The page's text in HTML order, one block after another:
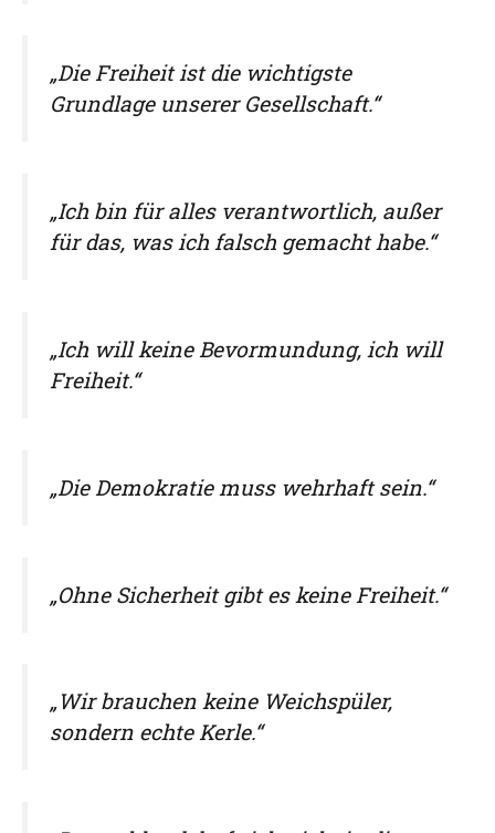
„Die Freiheit ist die wichtigste
Grundlage unserer Gesellschaft.“
„Ich bin für alles verantwortlich, außer
für das, was ich falsch gemacht habe.“
„Ich will keine Bevormundung, ich will
Freiheit.“
„Die Demokratie muss wehrhaft sein.“
„Ohne Sicherheit gibt es keine Freiheit.“
„Wir brauchen keine Weichspüler,
sondern echte Kerle.“